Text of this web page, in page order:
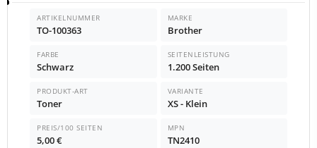
ARTIKELNUMMER
TO-100363
MARKE
Brother
FARBE
Schwarz
SEITENLEISTUNG
1.200 Seiten
PRODUKT-ART
Toner
VARIANTE
XS - Klein
PREIS/100 SEITEN
5,00 €
MPN
TN2410